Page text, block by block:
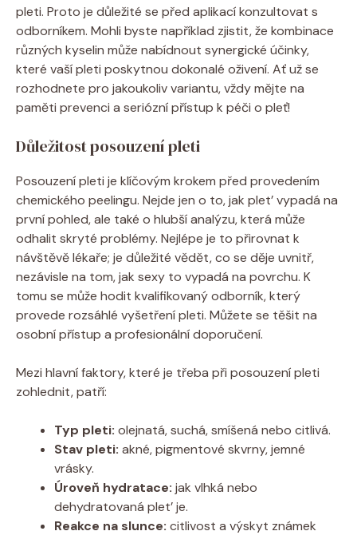
pleti. Proto je důležité se před aplikací konzultovat s
odborníkem. Mohli byste například zjistit, že kombinace
různých kyselin může nabídnout synergické účinky,
které vaší pleti poskytnou dokonalé oživení. Ať už se
rozhodnete pro jakoukoliv variantu, vždy mějte na
paměti prevenci a seriózní přístup k péči o pleť!
Důležitost posouzení pleti
Posouzení pleti je klíčovým krokem před provedením
chemického peelingu. Nejde jen o to, jak plet’ vypadá na
první pohled, ale také o hlubší analýzu, která může
odhalit skryté problémy. Nejlépe je to přirovnat k
návštěvě lékaře; je důležité vědět, co se děje uvnitř,
nezávisle na tom, jak sexy to vypadá na povrchu. K
tomu se může hodit kvalifikovaný odborník, který
provede rozsáhlé vyšetření pleti. Můžete se těšit na
osobní přístup a profesionální doporučení.
Mezi hlavní faktory, které je třeba při posouzení pleti
zohlednit, patří:
Typ pleti: olejnatá, suchá, smíšená nebo citlivá.
Stav pleti: akné, pigmentové skvrny, jemné
vrásky.
Úroveň hydratace: jak vlhká nebo
dehydratovaná plet’ je.
Reakce na slunce: citlivost a výskyt známek